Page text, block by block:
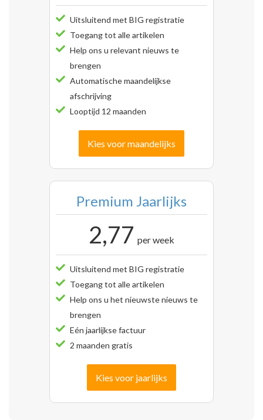
Uitsluitend met BIG registratie
Toegang tot alle artikelen
Help ons u relevant nieuws te
brengen
Automatische maandelijkse
afschrijving
Looptijd 12 maanden
Kies voor maandelijks
Premium Jaarlijks
2,77 per week
Uitsluitend met BIG registratie
Toegang tot alle artikelen
Help ons u het nieuwste nieuws te
brengen
Eén jaarlijkse factuur
2 maanden gratis
Kies voor jaarlijks